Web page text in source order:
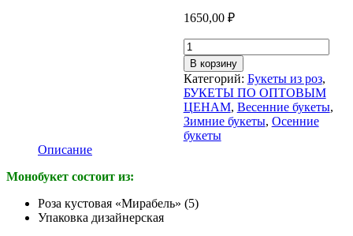
1650,00 ₽
Количество
товара
Монобукет
из
кустовой
розы
"Мирабель"
(5шт)
В корзину
Категорий: Букеты из роз,
БУКЕТЫ ПО ОПТОВЫМ
ЦЕНАМ, Весенние букеты,
Зимние букеты, Осенние
букеты
Описание
Монобукет состоит из:
Роза кустовая «Мирабель» (5)
Упаковка дизайнерская